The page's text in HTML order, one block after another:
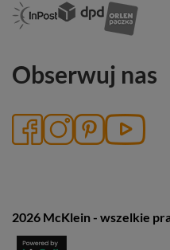
Obserwuj nas
2026 McKlein - wszelkie